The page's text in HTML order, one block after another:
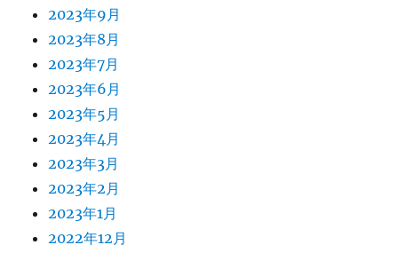
2023年9月
2023年8月
2023年7月
2023年6月
2023年5月
2023年4月
2023年3月
2023年2月
2023年1月
2022年12月